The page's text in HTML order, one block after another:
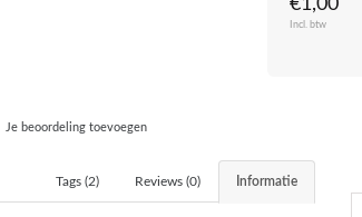
Incl. btw
Je beoordeling toevoegen
Informatie
Reviews (0)
Tags (2)